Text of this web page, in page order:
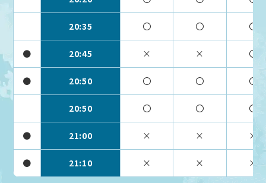
20:35 〇 〇 〇
● 20:45 × × 〇
● 20:50 〇 〇 〇
20:50 〇 〇 〇
● 21:00 × × ×
● 21:10 × × ×